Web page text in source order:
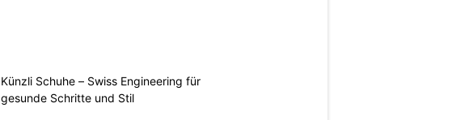
Künzli Schuhe – Swiss Engineering für
gesunde Schritte und Stil